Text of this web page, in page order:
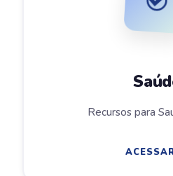
Recursos para